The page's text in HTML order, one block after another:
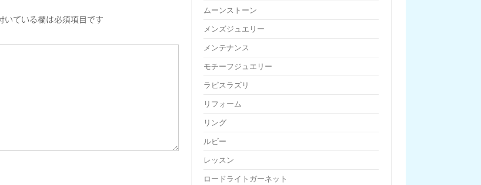
いている欄は必須項目です
ムーンストーン
メンズジュエリー
メンテナンス
モチーフジュエリー
ラピスラズリ
リフォーム
リング
ルビー
レッスン
ロードライトガーネット